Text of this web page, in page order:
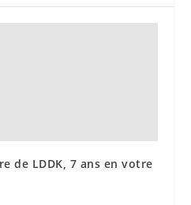
de LDDK, 7 ans en votre